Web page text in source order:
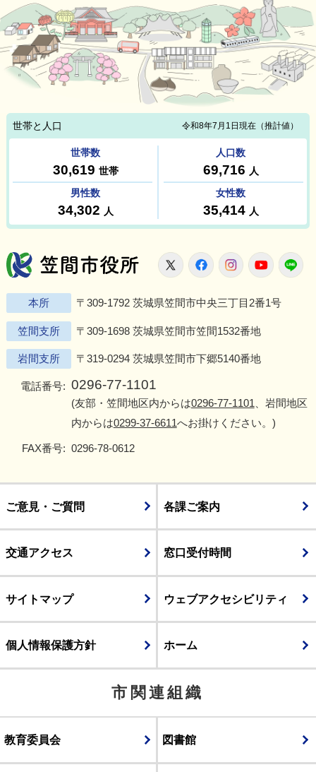
笠間市役所
X FacebookInstagram
本所 〒309-1792 茨城県笠間市中央三丁目2番1号
笠間支所 〒309-1698 茨城県笠間市笠間1532番地
岩間支所 〒319-0294 茨城県笠間市下郷5140番地
電話番号: 0296-77-1101
(友部・笠間地区内からは0296-77-1101 、岩間地区
内からは0299-37-6611へお掛けください。)
FAX番号: 0296-78-0612
ご意見・ご質問 各課ご案内
交通アクセス 窓口受付時間
サイトマップ ウェブアクセシビリティ
個人情報保護方針 ホーム
市関連組織
教育委員会 図書館